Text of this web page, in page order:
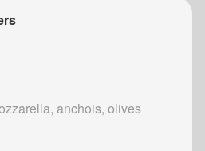
anchois, olives